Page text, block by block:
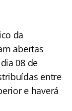
da
abertas
08 de
entre
e haverá